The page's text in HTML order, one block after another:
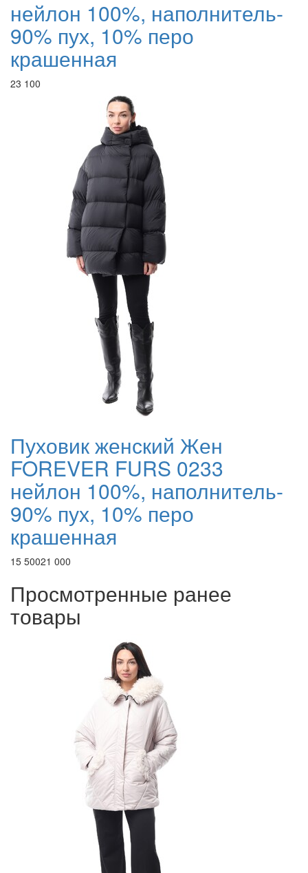
нейлон 100%, наполнитель-
90% пух, 10% перо
крашенная
23 100
Пуховик женский Жен
FOREVER FURS 0233
нейлон 100%, наполнитель-
90% пух, 10% перо
крашенная
15 50021 000
Просмотренные ранее
товары